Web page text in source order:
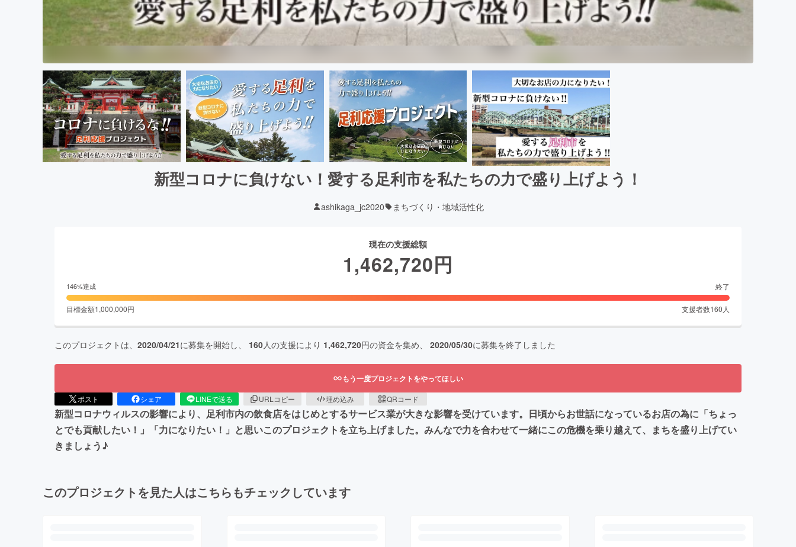
新型コロナに負けない！愛する足利市を私たちの力で盛り上げよう！
ashikaga_jc2020 まちづくり・地域活性化
現在の支援総額
1,462,720円
146%達成 終了
目標金額1,000,000円 支援者数160 人
このプロジェクトは、 2020/04/21に募集を開始し、 160人の支援により 1,462,720円の資金を集め、 2020/05/30に募集を終了しました
もう一度プロジェクトをやってほしい
ポスト シェア LINEで送る URLコピー 埋め込み QRコード
新型コロナウィルスの影響により、足利市内の飲食店をはじめとするサービス業が大きな影響を受けています。日頃からお世話になっているお店の為に「ちょっ
とでも貢献したい！」「力になりたい！」と思いこのプロジェクトを立ち上げました。みんなで力を合わせて一緒にこの危機を乗り越えて、まちを盛り上げてい
きましょう♪
このプロジェクトを見た人はこちらもチェックしています